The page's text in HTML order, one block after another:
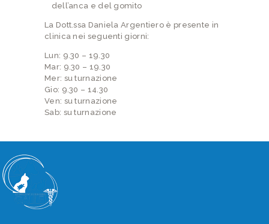
dell’anca e del gomito
La Dott.ssa Daniela Argentiero è presente in
clinica nei seguenti giorni:
Lun: 9.30 – 19.30
Mar: 9.30 – 19.30
Mer: su turnazione
Gio: 9.30 – 14.30
Ven: su turnazione
Sab: su turnazione